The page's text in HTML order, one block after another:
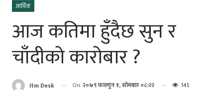
आर्थिक
आज कतिमा हुँदैछ सुन र
चाँदीको कारोबार ?
Itm Desk On २०७९ फाल्गुन १, सोमबार ०८:२२
145